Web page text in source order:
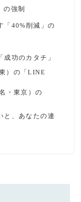
強制
「40%削減」の
功のカタチ」
）の「LINE
・東京）の
と、あなたの連